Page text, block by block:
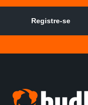
Registre-se